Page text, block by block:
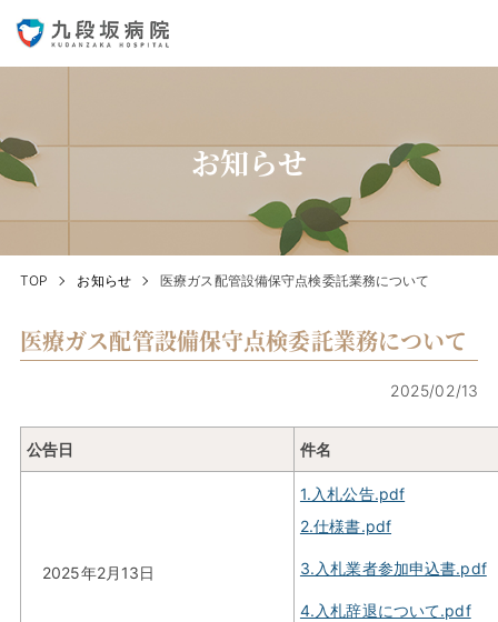
お知らせ
TOP お知らせ 医療ガス配管設備保守点検委託業務について
医療ガス配管設備保守点検委託業務について
2025/02/13
公告日 件名
2025年2月13日
1.入札公告.pdf
2.仕様書.pdf
3.入札業者参加申込書.pdf
4.入札辞退について.pdf